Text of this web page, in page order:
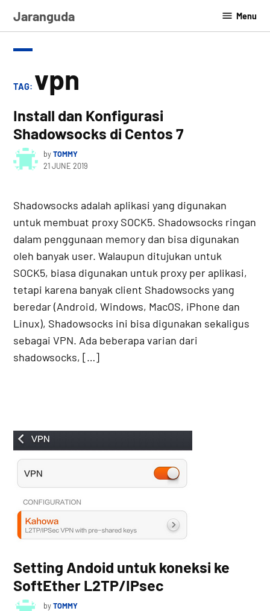
Jaranguda Menu
TAG: vpn
Install dan Konfigurasi
Shadowsocks di Centos 7
byTOMMY
21 JUNE 2019
Shadowsocks adalah aplikasi yang digunakan
untuk membuat proxy SOCK5. Shadowsocks ringan
dalam penggunaan memory dan bisa digunakan
oleh banyak user. Walaupun ditujukan untuk
SOCK5, biasa digunakan untuk proxy per aplikasi,
tetapi karena banyak client Shadowsocks yang
beredar (Android, Windows, MacOS, iPhone dan
Linux), Shadowsocks ini bisa digunakan sekaligus
sebagai VPN. Ada beberapa varian dari
shadowsocks, […]
Setting Andoid untuk koneksi ke
SoftEther L2TP/IPsec
byTOMMY